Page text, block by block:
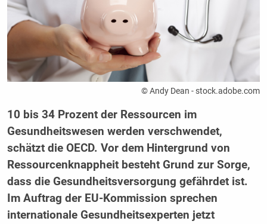
© Andy Dean - stock.adobe.com
10 bis 34 Prozent der Ressourcen im
Gesundheitswesen werden verschwendet,
schätzt die OECD. Vor dem Hintergrund von
Ressourcenknappheit besteht Grund zur Sorge,
dass die Gesundheitsversorgung gefährdet ist.
Im Auftrag der EU-Kommission sprechen
internationale Gesundheitsexperten jetzt